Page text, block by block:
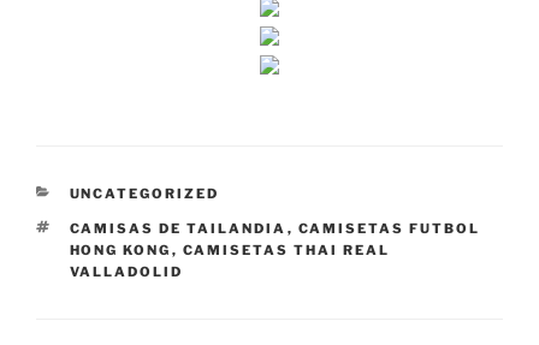
CATEGORÍAS
UNCATEGORIZED
ETIQUETAS
CAMISAS DE TAILANDIA , CAMISETAS FUTBOL
HONG KONG , CAMISETAS THAI REAL
VALLADOLID